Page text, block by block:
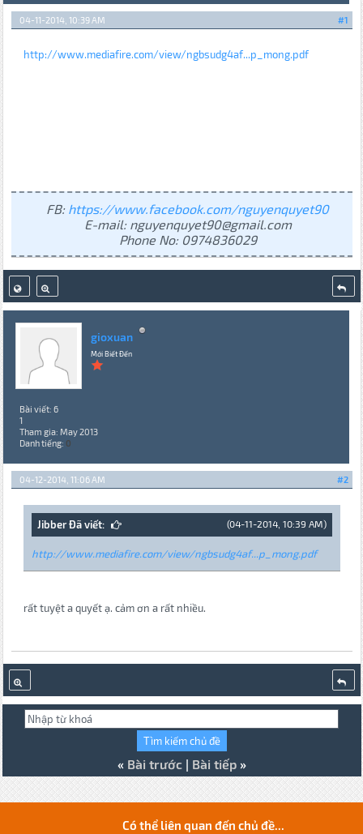
#1
04-11-2014, 10:39 AM
http://www.mediafire.com/view/ngbsudg4af...p_mong.pdf
FB: https://www.facebook.com/nguyenquyet90
E-mail: nguyenquyet90@gmail.com
Phone No: 0974836029
gioxuan
Mới Biết Đến
Bài viết: 6
1
Tham gia: May 2013
Danh tiếng: 0
#2
04-12-2014, 11:06 AM
(04-11-2014, 10:39 AM)
Jibber Đã viết:
http://www.mediafire.com/view/ngbsudg4af...p_mong.pdf
rất tuyệt a quyết ạ. cảm ơn a rất nhiều.
« Bài trước| Bài tiếp»
Có thể liên quan đến chủ đề...